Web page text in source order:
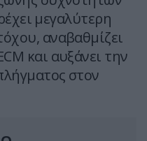
μεγαλύτερη
αναβαθμίζει
και αυξάνει την
στον